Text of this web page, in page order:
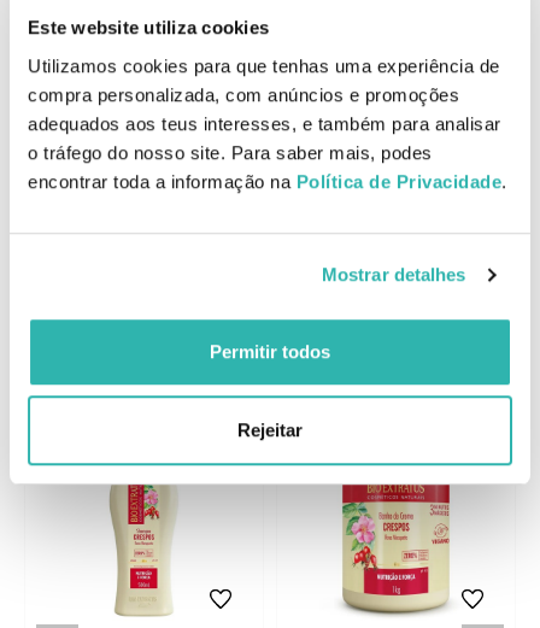
Este website utiliza cookies
Utilizamos cookies para que tenhas uma experiência de
compra personalizada, com anúncios e promoções
adequados aos teus interesses, e também para analisar
o tráfego do nosso site. Para saber mais, podes
encontrar toda a informação na Política de Privacidade.
Mostrar detalhes
Permitir todos
Rejeitar
quebra durante o desembaraçar e o styling. Melhora a definição
natural do cabelo crespo, deixando-o com um aspeto mais
uniforme, disciplinado e com menos frizz. Apoia a manutenção da
hidratação e do brilho, ajudando a prolongar a sensação de cabelo
cuidado e saudável entre lavagens.
Como aplicar
Aplicar no cabelo limpo e húmido após o shampoo, distribuir pelo
minutos e enxaguar abundantemente.